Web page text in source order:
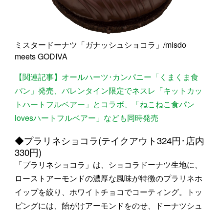
ミスタードーナツ「ガナッシュショコラ」/misdo
meets GODIVA
【関連記事】オールハーツ･カンパニー「くまくま食
パン」発売、バレンタイン限定でネスレ「キットカッ
トハートフルベアー」とコラボ、「ねこねこ食パン
lovesハートフルベアー」なども同時発売
◆プラリネショコラ(テイクアウト324円･店内
330円)
「プラリネショコラ」は、ショコラドーナツ生地に、
ローストアーモンドの濃厚な風味が特徴のプラリネホ
イップを絞り、ホワイトチョコでコーティング。トッ
ピングには、飴がけアーモンドをのせ、ドーナツシュ